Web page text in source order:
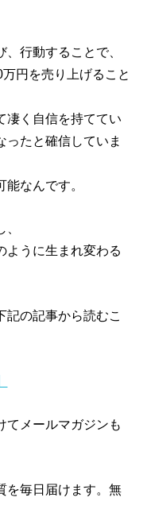
行動することで、
円を売り上げること
凄く自信を持ててい
ったと確信していま
なんです。
ように生まれ変わる
記の記事から読むこ
てメールマガジンも
を毎日届けます。無